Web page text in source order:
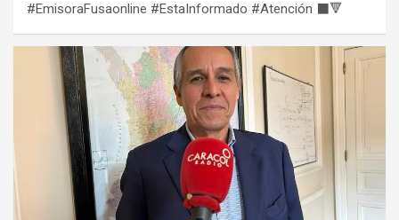
#EmisoraFusaonline #EstaInformado #Atención ⬛🔻